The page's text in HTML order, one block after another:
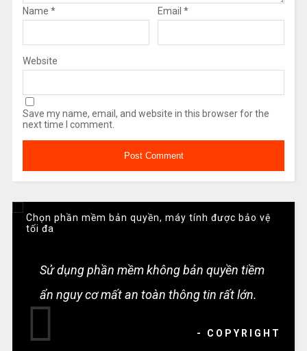
Name * Email *
Website
Save my name, email, and website in this browser for the
next time I comment.
Chọn phần mềm bản quyền, máy tính được bảo vệ
tối đa
Sử dụng phần mềm không bản quyền tiềm
ẩn nguy cơ mất an toàn thông tin rất lớn.
- COPYRIGHT